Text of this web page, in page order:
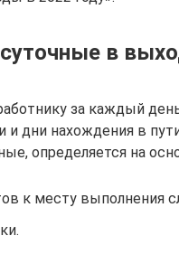
в
за каждый
дни нахождения в
определяется на
к месту выполнения